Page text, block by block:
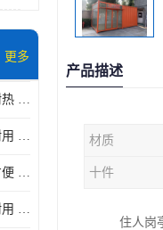
更多
南通塑木果皮箱厂 耐寒耐热 设计美观简洁
扬州物业岗亭厂家 稳固耐用 适用多场合
温州四分类垃圾房 安装方便 可移动位置且方便
嘉兴保安岗亭批发 稳固耐用 使用价值高
产品描述
材质
十件
住人岗